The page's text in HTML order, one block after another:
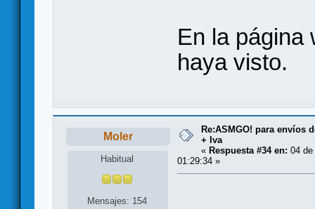
En la página
haya visto.
Moler
Habitual
Mensajes: 154
Re:ASMGO! para envíos
+ Iva
« Respuesta #34 en: 04
01:29:34 »